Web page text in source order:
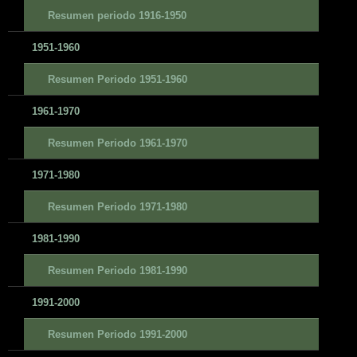
Resumen periodo 1916-1950
1951-1960
Resumen Periodo 1951-1960
1961-1970
Resumen Periodo 1961-1970
1971-1980
Resumen Periodo 1971-1980
1981-1990
Resumen Periodo 1981-1990
1991-2000
Resumen Periodo 1991-2000